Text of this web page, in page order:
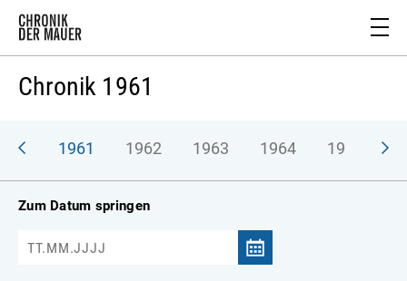
Chronik 1961
1961 1962 1963 1964 1965
Zum Datum springen